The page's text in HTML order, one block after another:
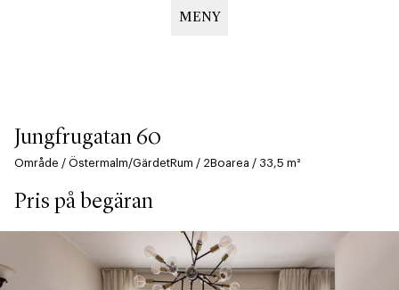
MENY
Jungfrugatan 60
Område / Östermalm/GärdetRum / 2Boarea / 33,5 m²
Pris på begäran